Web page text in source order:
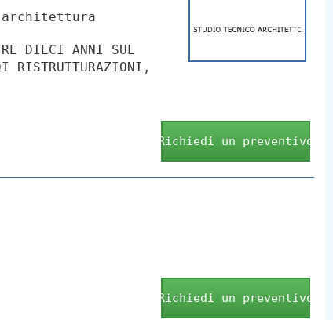
DIECI ANNI SUL
RISTRUTTURAZIONI,
Richiedi un preventivo
Richiedi un preventivo